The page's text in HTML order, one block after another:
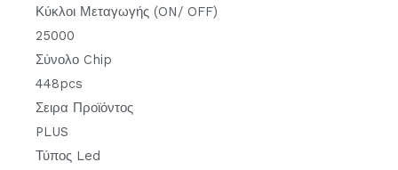
Κύκλοι Μεταγωγής (ON/ OFF)
25000
Σύνολο Chip
448pcs
Σειρα Προϊόντος
PLUS
Τύπος Led